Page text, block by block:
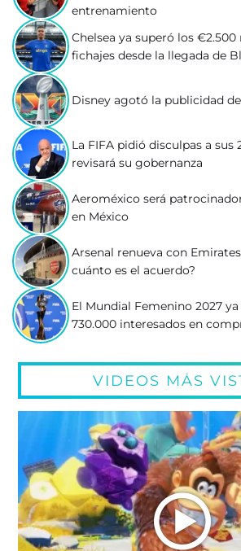
entrenamiento
Chelsea ya superó los
fichajes desde la llegada de
Disney agotó la publicidad
La FIFA pidió disculpas a sus
revisará su gobernanza
Aeroméxico será
en México
Arsenal renueva con
cuánto es el acuerdo?
El Mundial Femenino 2027
730.000 interesados en
VIDEOS MÁS